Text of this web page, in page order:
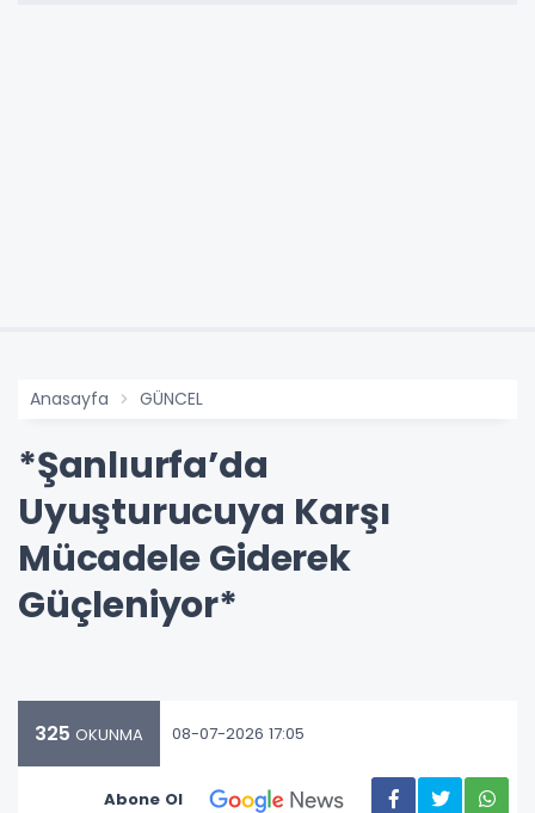
Anasayfa GÜNCEL
*Şanlıurfa’da
Uyuşturucuya Karşı
Mücadele Giderek
Güçleniyor*
325 OKUNMA 08-07-2026 17:05
Abone Ol